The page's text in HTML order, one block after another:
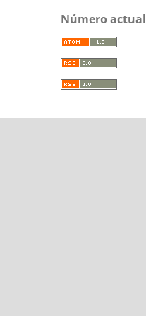
Número actual